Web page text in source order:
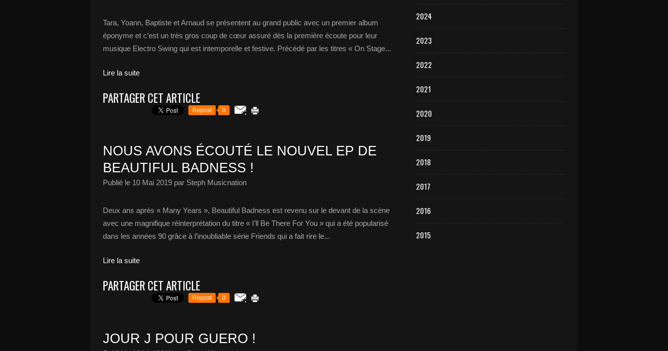
Tara, Yoann, Baptiste et Arnaud se présentent au grand public avec un premier album
éponyme et c’est un très gros coup de cœur assuré dès la première écoute pour leur
musique Electro Swing qui est intemporelle et festive. Précédé par les titres « On Stage...
Lire la suite
PARTAGER CET ARTICLE
Repost 0
NOUS AVONS ÉCOUTÉ LE NOUVEL EP DE
BEAUTIFUL BADNESS !
Publié le 10 Mai 2019 par Steph Musicnation
Deux ans après « Many Years », Beautiful Badness est revenu sur le devant de la scène
avec une magnifique réinterprétation du titre « I’ll Be There For You » qui a été popularisé
dans les années 90 grâce à l’inoubliable série Friends qui a fait rire le...
Lire la suite
PARTAGER CET ARTICLE
Repost 0
JOUR J POUR GUERO !
2024
2023
2022
2021
2020
2019
2018
2017
2016
2015